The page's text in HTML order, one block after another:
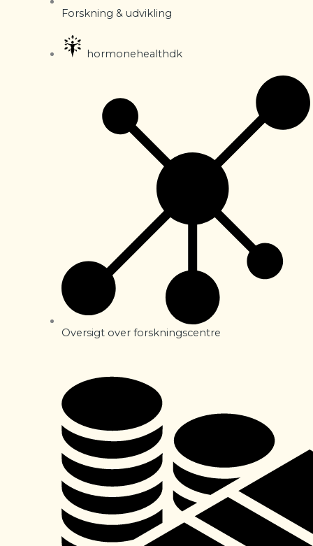
Forskning & udvikling
hormonehealthdk
Oversigt over forskningscentre